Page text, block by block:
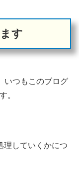
す
いつもこのブログ
。
理していくかにつ